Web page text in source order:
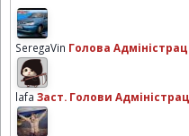
SeregaVin Голова
lafa Заст. Голови